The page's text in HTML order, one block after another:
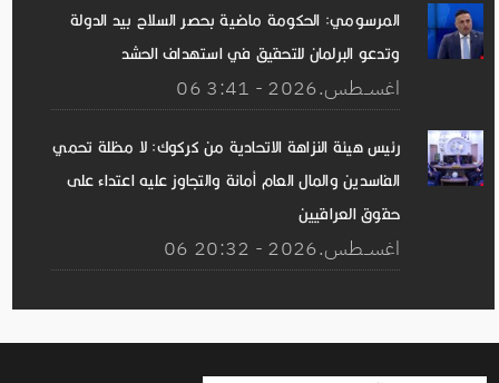
المرسومي: الحكومة ماضية بحصر السلاح بيد الدولة
وتدعو البرلمان للتحقيق في استهداف الحشد
06 اغســطس.2026 - 3:41
رئيس هيئة النزاهة الاتحادية من كركوك: لا مظلة تحمي
الفاسدين والمال العام أمانة والتجاوز عليه اعتداء على
حقوق العراقيين
06 اغســطس.2026 - 20:32